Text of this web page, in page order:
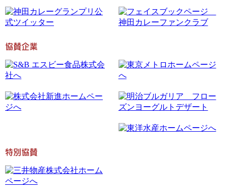
協賛企業
特別協賛